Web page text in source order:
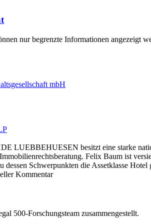
nur begrenzte Informationen angezeigt
mbH
LUEBBEHUESEN besitzt eine starke
Felix Baum ist
dessen Schwerpunkten die Assetklasse
Kommentar
500-Forschungsteam zusammengestellt.